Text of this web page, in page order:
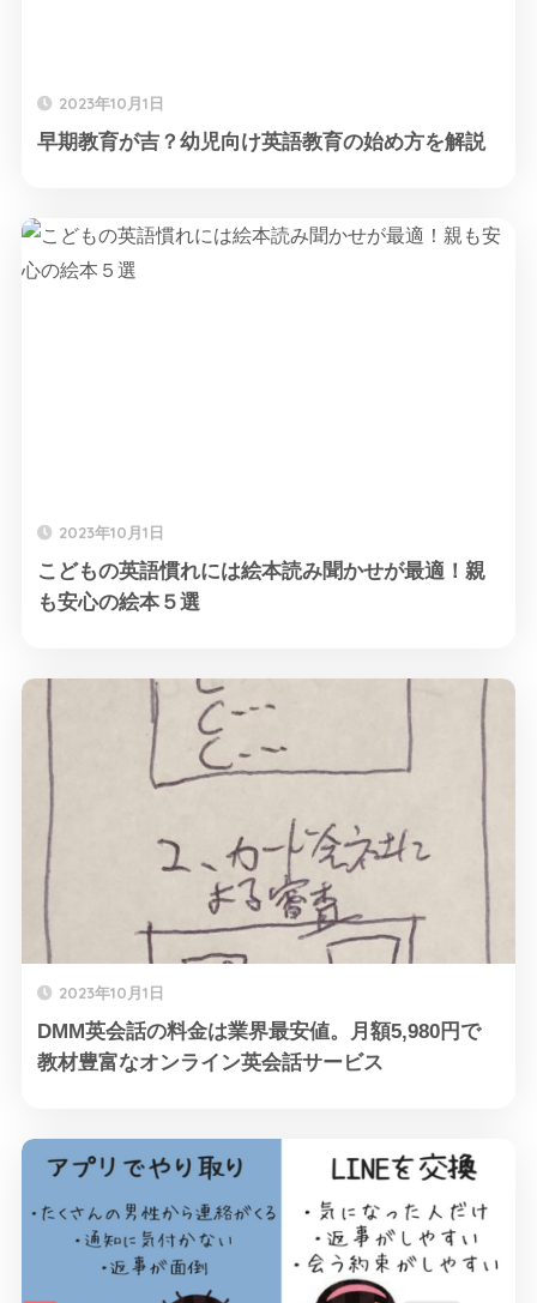
2023年10月1日
早期教育が吉？幼児向け英語教育の始め方を解説
2023年10月1日
こどもの英語慣れには絵本読み聞かせが最適！親
も安心の絵本５選
2023年10月1日
DMM英会話の料金は業界最安値。月額5,980円で
教材豊富なオンライン英会話サービス